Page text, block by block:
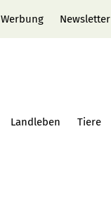
Werbung Newsletter
Landleben Tiere